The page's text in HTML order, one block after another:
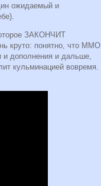
ожидаемый и
ЗАКОНЧИТ
круто: понятно, что ММО
дополнения и дальше,
кульминацией вовремя.